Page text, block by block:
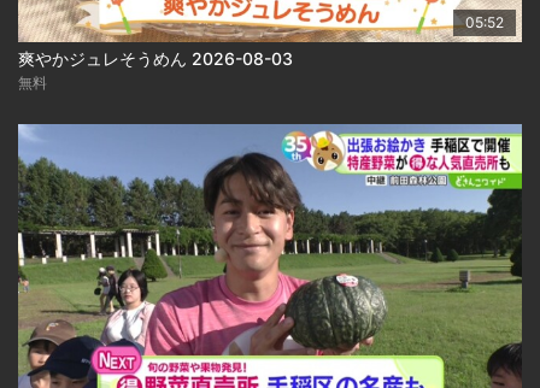
05:52
爽やかジュレそうめん 2026-08-03
無料